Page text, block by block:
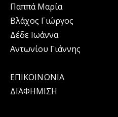
Παππά Μαρία
Βλάχος Γιώργος
Δέδε Ιωάννα
Αντωνίου Γιάννης
ΕΠΙΚΟΙΝΩΝΙΑ
ΔΙΑΦΗΜΙΣΗ